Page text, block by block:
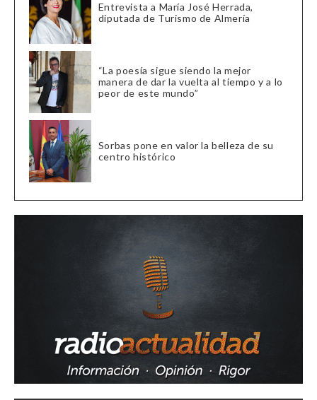
Entrevista a María José Herrada,
diputada de Turismo de Almería
“La poesía sigue siendo la mejor
manera de dar la vuelta al tiempo y a lo
peor de este mundo”
Sorbas pone en valor la belleza de su
centro histórico